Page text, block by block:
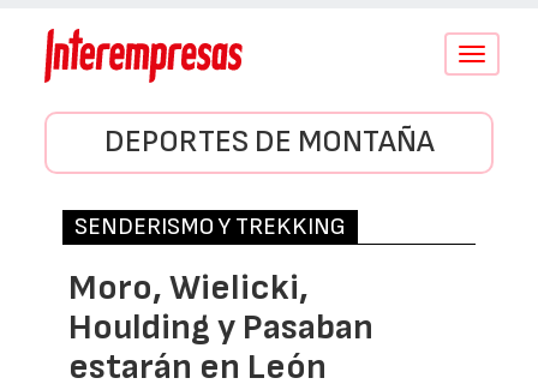
Conmutar
DEPORTES DE MONTAÑA
SENDERISMO Y TREKKING
Moro, Wielicki,
Houlding y Pasaban
estarán en León